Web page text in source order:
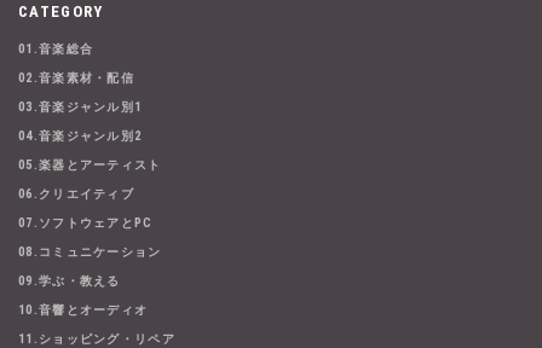
CATEGORY
01.音楽総合
02.音楽素材・配信
03.音楽ジャンル別1
04.音楽ジャンル別2
05.楽器とアーティスト
06.クリエイティブ
07.ソフトウェアとPC
08.コミュニケーション
09.学ぶ・教える
10.音響とオーディオ
11.ショッピング・リペア